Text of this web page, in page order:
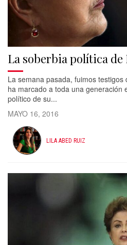
La soberbia política de
La semana pasada, fuimos
ha marcado a toda una generación
político de su...
MAYO 16, 2016
LILA ABED RUIZ